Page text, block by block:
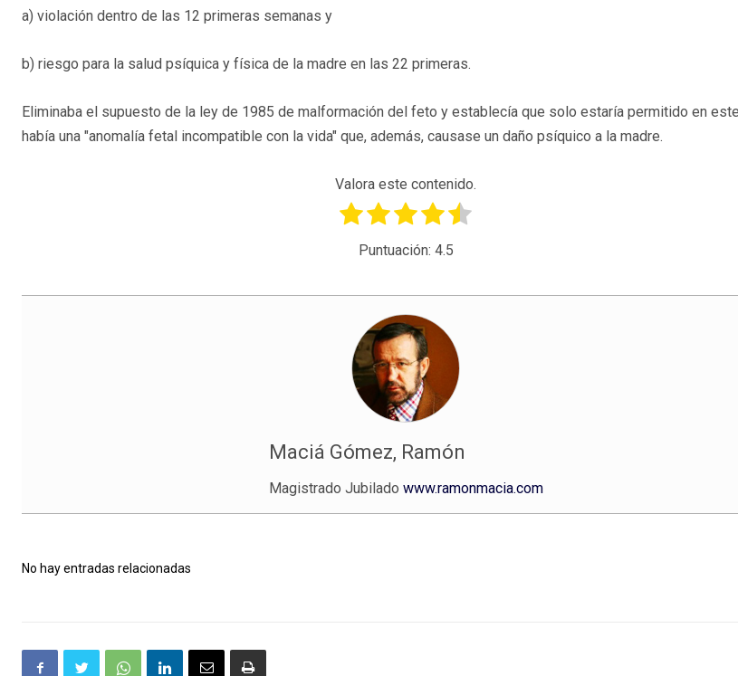
a) violación dentro de las 12 primeras semanas y
b) riesgo para la salud psíquica y física de la madre en las 22 primeras.
Eliminaba el supuesto de la ley de 1985 de malformación del feto y establecía que solo estaría permitido en
había una "anomalía fetal incompatible con la vida" que, además, causase un daño psíquico a la madre.
Valora este contenido.
Puntuación: 4.5
Maciá Gómez, Ramón
Magistrado Jubilado www.ramonmacia.com
No hay entradas relacionadas